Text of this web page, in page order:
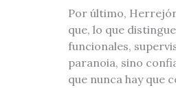
Por último,
que, lo que
funcionales,
paranoia, sino
que nunca hay que